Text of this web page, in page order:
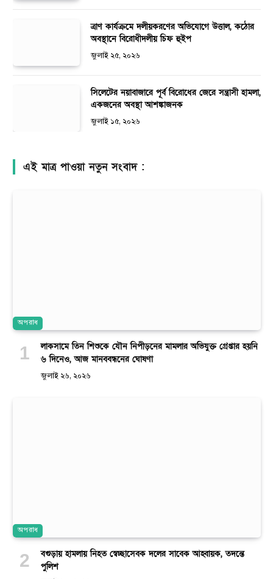
ত্রাণ কার্যক্রমে দলীয়করণের অভিযোগে উত্তাল, কঠোর
অবস্থানে বিরোধীদলীয় চিফ হুইপ
জুলাই ২৫, ২০২৬
সিলেটের নয়াবাজারে পূর্ব বিরোধের জেরে সন্ত্রাসী হামলা,
একজনের অবস্থা আশঙ্কাজনক
জুলাই ১৫, ২০২৬
এই মাত্র পাওয়া নতুন সংবাদ :
অপরাধ
লাকসামে তিন শিশুকে যৌন নিপীড়নের মামলার অভিযুক্ত গ্রেপ্তার হয়নি
৬ দিনেও, আজ মানববন্ধনের ঘোষণা
জুলাই ২৬, ২০২৬
অপরাধ
বগুড়ায় হামলায় নিহত স্বেচ্ছাসেবক দলের সাবেক আহ্বায়ক, তদন্তে
পুলিশ